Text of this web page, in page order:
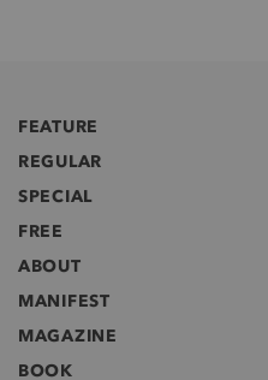
FEATURE
REGULAR
SPECIAL
FREE
ABOUT
MANIFEST
MAGAZINE
BOOK